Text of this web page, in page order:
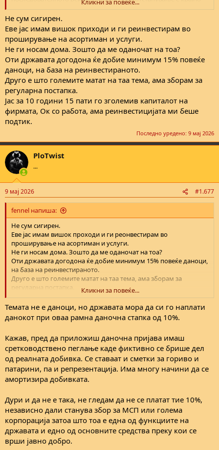
непотребно.
Со другото се сложувам.
Кликни за повеќе...
Не сум сигирен.
Еве јас имам вишок приходи и ги реинвестирам во
проширување на асортиман и услуги.
Не ги носам дома. Зошто да ме оданочат на тоа?
Оти државата догодона ќе добие минимум 15% повеќе
даноци, на база на реинвестираното.
Друго е што големите матат на таа тема, ама зборам за
регуларна постапка.
Јас за 10 години 15 пати го зголемив капиталот на
фирмата, Ок со работа, ама реинвестицијата ми беше
подтик.
Последно уредено: 9 мај 2026
PloTwist
...
9 мај 2026 #1.677
fennel напиша:
Не сум сигирен.
Еве јас имам вишок проходи и ги реонвестирам во
проширување на асортиман и услуги.
Не ги носам дома. Зошто да ме оданочат на тоа?
Оти државата догодона ќе добие минимум 15% повеќе даноци,
на база на реинвестираното.
Друго е што големите матат на таа тема, ама зборам за
регуларна постапка.
Јас за 10 години 15 пати го зголемив капиталот на фирмата, Ок
со работа, ама реинвестицијата ми беше подтик.
Кликни за повеќе...
Темата не е даноци, но државата мора да си го наплати
данокот при оваа рамна даночна стапка од 10%.
Кажав, пред да приложиш даночна пријава имаш
сретководствено пеглање каде фиктивно се брише дел
од реалната добивка. Се ставаат и сметки за гориво и
патарини, па и репрезентација. Има многу начини да се
амортизира добивката.
Дури и да не е така, не гледам да не се платат тие 10%,
независно дали станува збор за МСП или голема
корпорација затоа што тоа е една од функциите на
државата и едно од основните средства преку кои се
врши јавно добро.